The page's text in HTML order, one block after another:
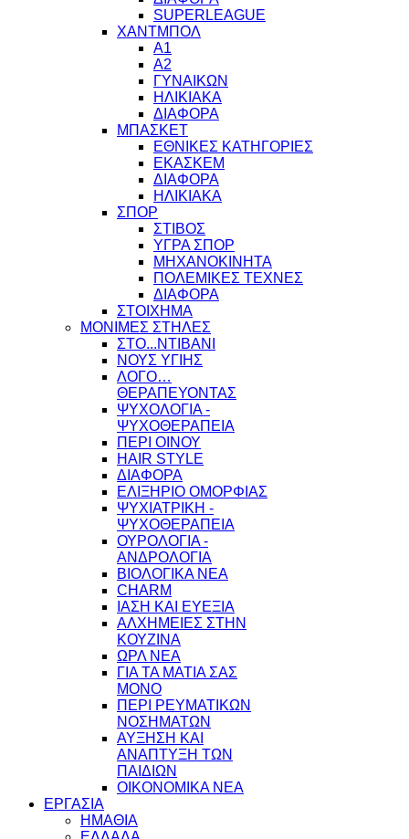
SUPERLEAGUE
ΧΑΝΤΜΠΟΛ
Α1
Α2
ΓΥΝΑΙΚΩΝ
ΗΛΙΚΙΑΚΑ
ΔΙΑΦΟΡΑ
ΜΠΑΣΚΕΤ
ΕΘΝΙΚΕΣ ΚΑΤΗΓΟΡΙΕΣ
ΕΚΑΣΚΕΜ
ΔΙΑΦΟΡΑ
ΗΛΙΚΙΑΚΑ
ΣΠΟΡ
ΣΤΙΒΟΣ
ΥΓΡΑ ΣΠΟΡ
ΜΗΧΑΝΟΚΙΝΗΤΑ
ΠΟΛΕΜΙΚΕΣ ΤΕΧΝΕΣ
ΔΙΑΦΟΡΑ
ΣΤΟΙΧΗΜΑ
ΜΟΝΙΜΕΣ ΣΤΗΛΕΣ
ΣΤΟ...ΝΤΙΒΑΝΙ
ΝΟΥΣ ΥΓΙΗΣ
ΛΟΓΟ…
ΘΕΡΑΠΕΥΟΝΤΑΣ
ΨΥΧΟΛΟΓΙΑ -
ΨΥΧΟΘΕΡΑΠΕΙΑ
ΠΕΡΙ ΟΙΝΟΥ
HAIR STYLE
ΔΙΑΦΟΡΑ
ΕΛΙΞΗΡΙΟ ΟΜΟΡΦΙΑΣ
ΨΥΧΙΑΤΡΙΚΗ -
ΨΥΧΟΘΕΡΑΠΕΙΑ
ΟΥΡΟΛΟΓΙΑ -
ΑΝΔΡΟΛΟΓΙΑ
ΒΙΟΛΟΓΙΚΑ ΝΕΑ
CHARM
ΙΑΣΗ ΚΑΙ ΕΥΕΞΙΑ
ΑΛΧΗΜΕΙΕΣ ΣΤΗΝ
ΚΟΥΖΙΝΑ
ΩΡΛ ΝEA
ΓΙΑ ΤΑ ΜΑΤΙΑ ΣΑΣ
ΜΟΝΟ
ΠΕΡΙ ΡΕΥΜΑΤΙΚΩΝ
ΝΟΣΗΜΑΤΩΝ
ΑΥΞΗΣΗ ΚΑΙ
ΑΝΑΠΤΥΞΗ ΤΩΝ
ΠΑΙΔΙΩΝ
ΟΙΚΟΝΟΜΙΚΑ ΝΕΑ
ΕΡΓΑΣΙΑ
ΗΜΑΘΙΑ